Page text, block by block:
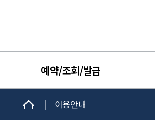
예약/조회/발급
이용안내